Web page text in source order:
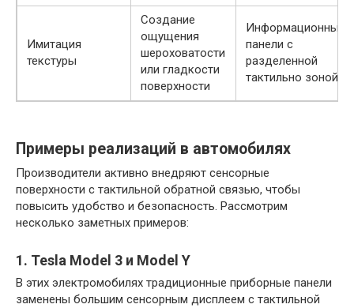
Имитация
текстуры
Создание
ощущения
шероховатости
или гладкости
поверхности
Информационные
панели с
разделенной
тактильно зоной
Примеры реализаций в автомобилях
Производители активно внедряют сенсорные
поверхности с тактильной обратной связью, чтобы
повысить удобство и безопасность. Рассмотрим
несколько заметных примеров:
1. Tesla Model 3 и Model Y
В этих электромобилях традиционные приборные панели
заменены большим сенсорным дисплеем с тактильной